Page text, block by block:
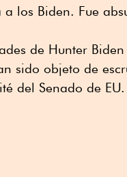
a los Biden. Fue
de Hunter
sido objeto de
del Senado de EU.